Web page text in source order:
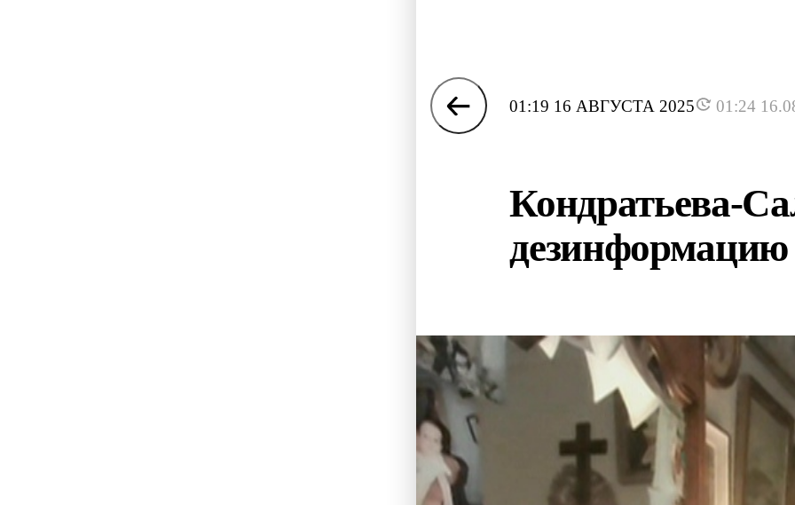
01:19 16 АВГУСТА 2025 01:24
Кондратьева-
дезинформацию